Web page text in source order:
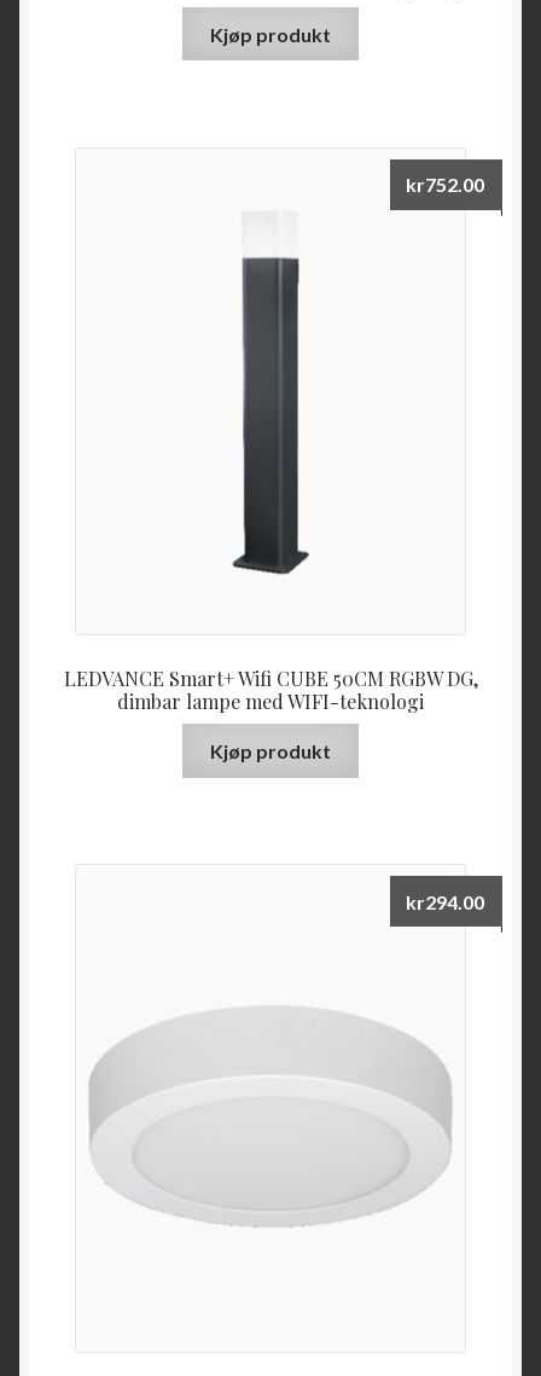
Kjøp produkt
LEDVANCE Smart+ Wifi CUBE 50CM RGBW DG,
dimbar lampe med WIFI-teknologi
kr752.00
Kjøp produkt
kr294.00